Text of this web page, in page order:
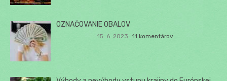
OZNAČOVANIE OBALOV
15. 6. 2023 11 komentárov